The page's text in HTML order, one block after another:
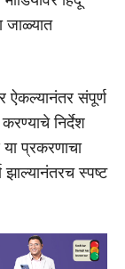
जाळ्यात
ऐकल्यानंतर संपूर्ण
निर्देश
प्रकरणाचा
स्पष्ट